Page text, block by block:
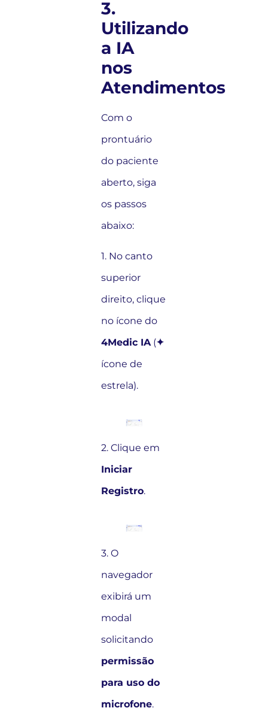
3.
Utilizando
a IA
nos
Atendimentos
Com o
prontuário
do paciente
aberto, siga
os passos
abaixo:
1. No canto
superior
direito, clique
no ícone do
4Medic IA (✦
ícone de
estrela).
2. Clique em
Iniciar
Registro.
3. O
navegador
exibirá um
modal
solicitando
permissão
para uso do
microfone.